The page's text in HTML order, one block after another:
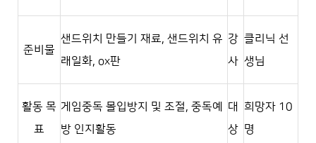
준비물
샌드위치 만들기 재료, 샌드위치 유
래일화, ox판
강
사
클리닉 선
생님
활동 목
표
게임중독 몰입방지 및 조절, 중독예
방 인지활동
대
상
희망자 10
명